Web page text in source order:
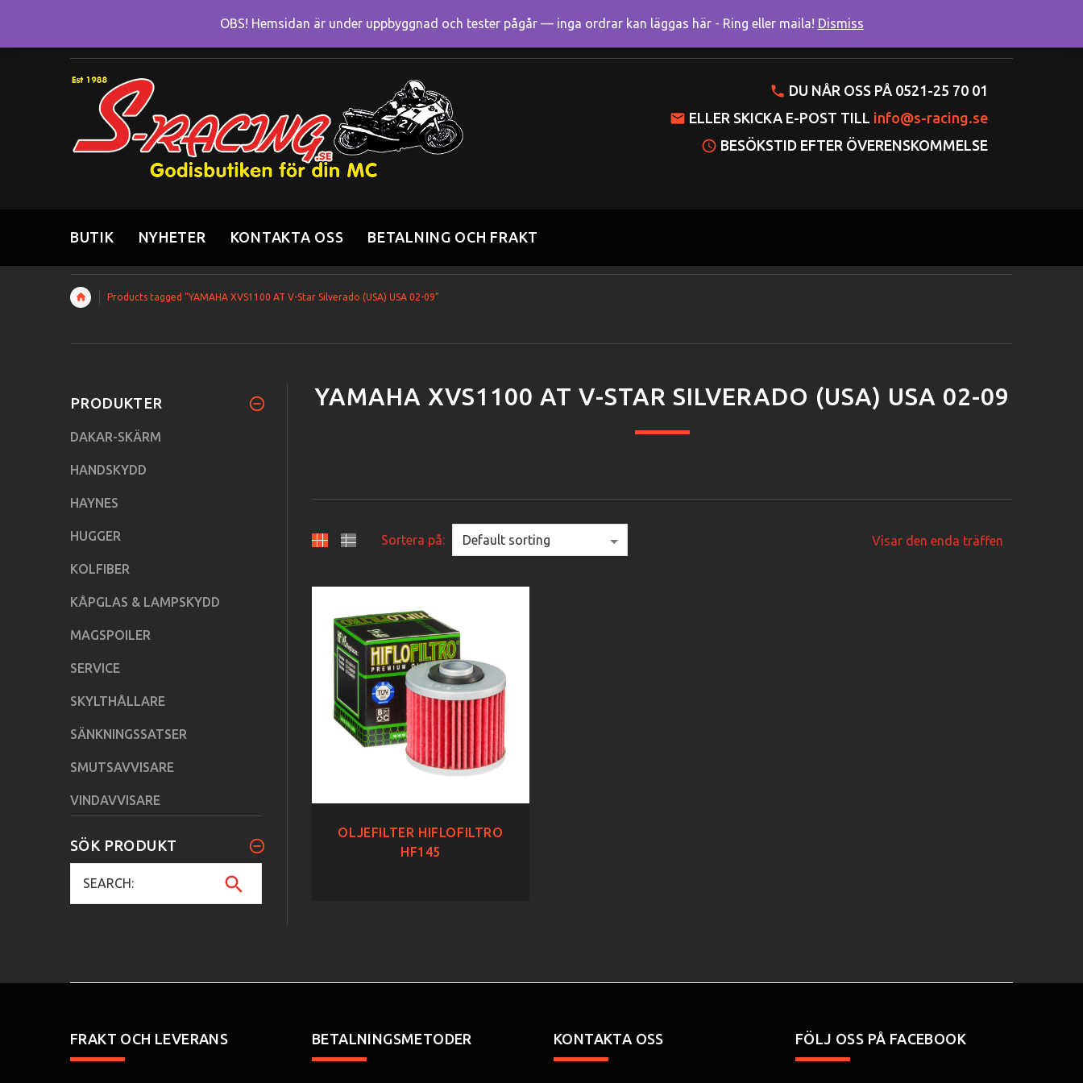
Mitt konto Varukorgen
DU NÅR OSS PÅ 0521-25 70 01
ELLER SKICKA E-POST TILL info@s-racing.se
BESÖKSTID EFTER ÖVERENSKOMMELSE
BUTIK NYHETER KONTAKTA OSS BETALNING OCH FRAKT
Products tagged “YAMAHA XVS1100 AT V-Star Silverado (USA) USA 02-09”
PRODUKTER
DAKAR-SKÄRM
HANDSKYDD
HAYNES
HUGGER
KOLFIBER
KÅPGLAS & LAMPSKYDD
MAGSPOILER
SERVICE
SKYLTHÅLLARE
SÄNKNINGSSATSER
SMUTSAVVISARE
VINDAVVISARE
SÖK PRODUKT
YAMAHA XVS1100 AT V-STAR SILVERADO (USA) USA 02-09
Sortera på: Visar den enda träffen
OLJEFILTER HIFLOFILTRO
HF145
FRAKT OCH LEVERANS BETALNINGSMETODER KONTAKTA OSS FÖLJ OSS PÅ FACEBOOK
OBS! Hemsidan är under uppbyggnad och tester pågår — inga ordrar kan läggas här - Ring eller maila! Dismiss